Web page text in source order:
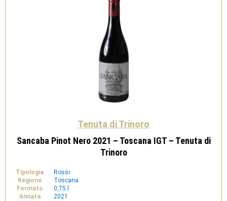
Tenuta di Trinoro
Sancaba Pinot Nero 2021 – Toscana IGT – Tenuta di
Trinoro
Tipologia
Rossi
Regione
Toscana
Formato
0,75 l
Annata
2021